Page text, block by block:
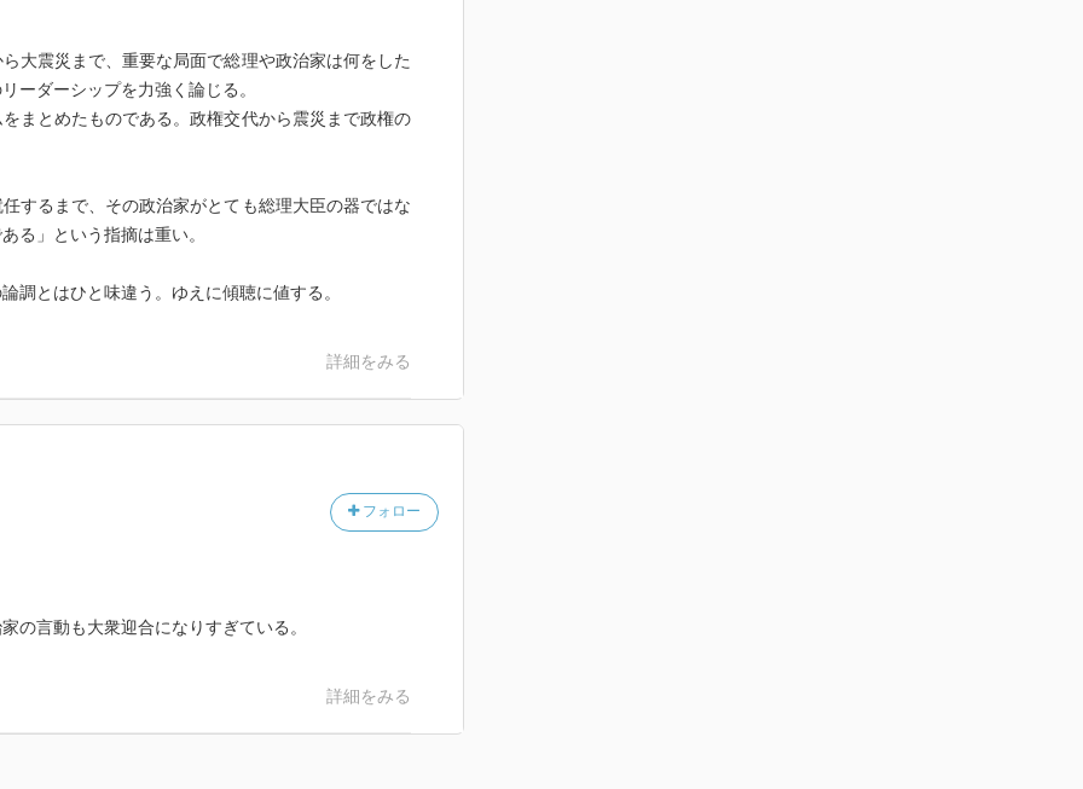
大震災まで、重要な局面で総理や政治家は何をした
ーダーシップを力強く論じる。
まとめたものである。政権交代から震災まで政権の
するまで、その政治家がとても総理大臣の器ではな
る」という指摘は重い。
調とはひと味違う。ゆえに傾聴に値する。
詳細をみる
フォロー
の言動も大衆迎合になりすぎている。
詳細をみる